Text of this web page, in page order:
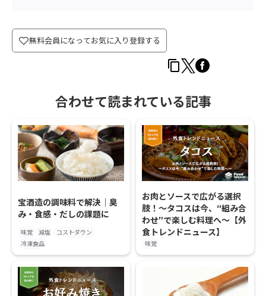
無料会員になってお気に入り登録する
合わせて読まれている記事
宝酒造の調味料で解決｜臭
み・食感・だしの課題に
味覚 減塩
コストダウン
冷凍食品
お肉とソースで広がる選択
肢！〜タコスは今、“組み合
わせ”で楽しむ料理へ〜【外
食トレンドニュース】
味覚